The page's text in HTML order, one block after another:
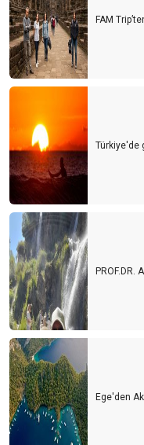
FAM
Türkiye'de
PROF.DR.
Ege'den